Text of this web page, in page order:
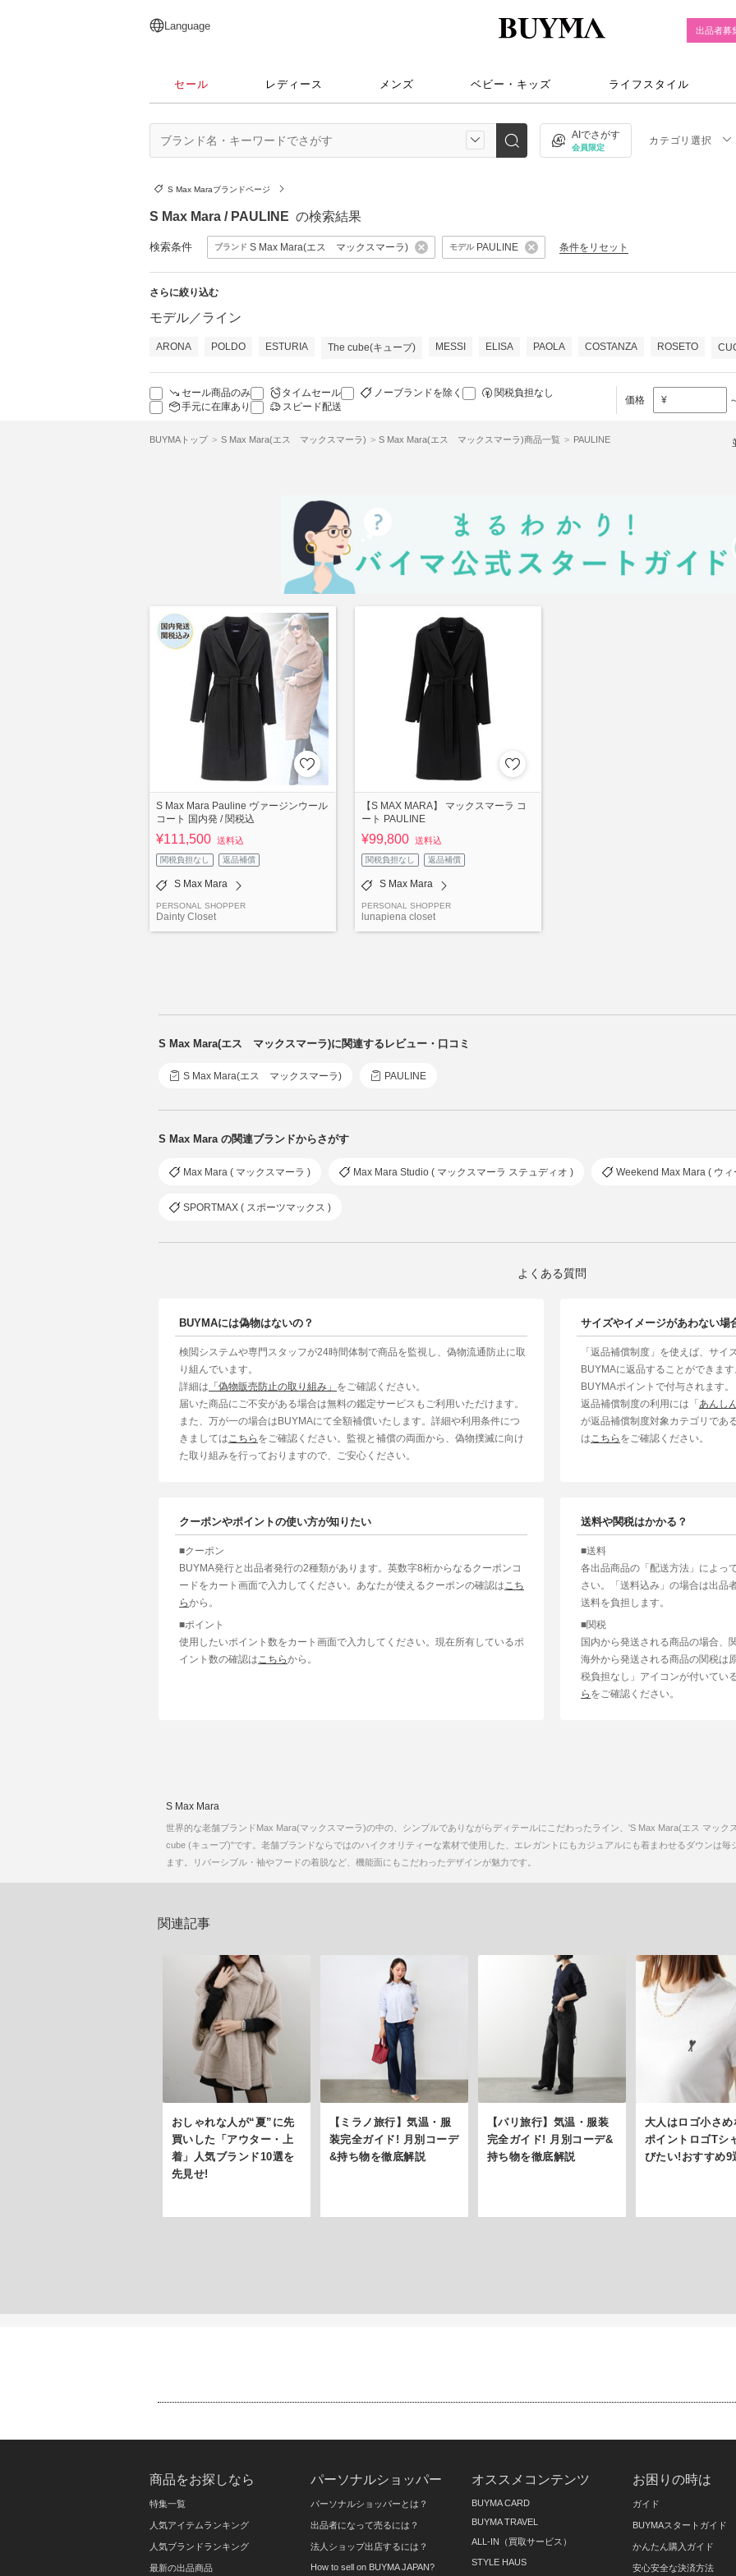
日本語
English
简体中文
繁體中文
Language 出品者募
セール レディース メンズ ベビー・キッズ ライフスタイル
AIでさがす
会員限定
カテゴリ選択
S Max Maraブランドページ
S Max Mara / PAULINE の検索結果
検索条件 ブランド S Max Mara(エス マックスマーラ) モデル PAULINE 条件をリセット
さらに絞り込む
モデル／ライン
ARONA POLDO ESTURIA The cube(キューブ) MESSI ELISA PAOLA COSTANZA ROSETO
セール商品のみ タイムセール ノーブランドを除く
関税負担なし
手元に在庫あり
スピード配送
価格 ¥
BUYMAトップ S Max Mara(エス マックスマーラ) S Max Mara(エス マックスマーラ)商品一覧 PAULINE
S Max Mara Pauline ヴァージンウール
コート 国内発 / 関税込
¥111,500 送料込
関税負担なし 返品補償
S Max Mara
PERSONAL SHOPPER
Dainty Closet
【S MAX MARA】 マックスマーラ コ
ート PAULINE
¥99,800 送料込
関税負担なし 返品補償
S Max Mara
PERSONAL SHOPPER
lunapiena closet
S Max Mara(エス マックスマーラ)に関連するレビュー・口コミ
S Max Mara(エス マックスマーラ) PAULINE
S Max Mara の関連ブランドからさがす
Max Mara ( マックスマーラ ) Max Mara Studio ( マックスマーラ ステュディオ ) Weekend Max Mara ( ウ
SPORTMAX ( スポーツマックス )
よくある質問
BUYMAには偽物はないの？
検閲システムや専門スタッフが24時間体制で商品を監視し、偽物流通防止に取
り組んでいます。
詳細は 「偽物販売防止の取り組み」 をご確認ください。
届いた商品にご不安がある場合は無料の鑑定サービスもご利用いただけます。
また、万が一の場合はBUYMAにて全額補償いたします。詳細や利用条件につ
きましては こちら をご確認ください。監視と補償の両面から、偽物撲滅に向け
た取り組みを行っておりますので、ご安心ください。
サイズやイメージがあわない場
「返品補償制度」を使えば、サ
BUYMAに返品することができま
BUYMAポイントで付与されます。
返品補償制度の利用には「 あんし
が返品補償制度対象カテゴリであ
は こちら をご確認ください。
クーポンやポイントの使い方が知りたい
■クーポン
BUYMA発行と出品者発行の2種類があります。英数字8桁からなるクーポンコ
ードをカート画面で入力してください。あなたが使えるクーポンの確認は こち
らから。
■ポイント
使用したいポイント数をカート画面で入力してください。現在所有しているポ
イント数の確認は こちらから。
送料や関税はかかる？
■送料
各出品商品の「配送方法」によっ
さい。「送料込み」の場合は出品
送料を負担します。
■関税
国内から発送される商品の場合、
海外から発送される商品の関税は
税負担なし」アイコンが付いてい
ら をご確認ください。
S Max Mara
世界的な老舗ブランドMax Mara(マックスマーラ)の中の、シンプルでありながらディテールにこだわったライン、'S Max Mara(エス マッ
cube (キューブ)"です。老舗ブランドならではのハイクオリティーな素材で使用した、エレガントにもカジュアルにも着まわせるダウンは
ます。リバーシブル・袖やフードの着脱など、機能面にもこだわったデザインが魅力です。
関連記事
おしゃれな人が“夏”に先
買いした「アウター・上
着」人気ブランド10選を
先見せ!
【ミラノ旅行】気温・服
装完全ガイド! 月別コーデ
&持ち物を徹底解説
【パリ旅行】気温・服装
完全ガイド! 月別コーデ&
持ち物を徹底解説
大人はロゴ小さめ
ポイントロゴTシ
びたい!おすすめ9
商品をお探しなら
特集一覧
人気アイテムランキング
人気ブランドランキング
最新の出品商品
パーソナルショッパー
パーソナルショッパーとは？
出品者になって売るには？
法人ショップ出店するには？
How to sell on BUYMA JAPAN?
オススメコンテンツ
BUYMA CARD
BUYMA TRAVEL
ALL-IN（買取サービス）
STYLE HAUS
お困りの時は
ガイド
BUYMAスタートガイド
かんたん購入ガイド
安心安全な決済方法